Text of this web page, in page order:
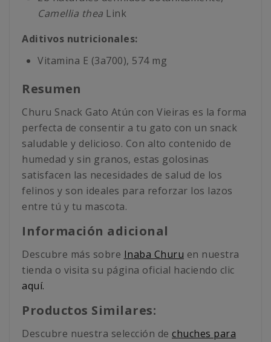
Camellia thea Link
Aditivos nutricionales:
Vitamina E (3a700), 574 mg
Resumen
Churu Snack Gato Atún con Vieiras es la forma
perfecta de consentir a tu gato con un snack
saludable y delicioso. Con alto contenido de
humedad y sin granos, estas golosinas
satisfacen las necesidades de salud de los
felinos y son ideales para reforzar los lazos
entre tú y tu mascota.
Información adicional
Descubre más sobre Inaba Churu en nuestra
tienda o visita su página oficial haciendo clic
aquí.
Productos Similares:
Descubre nuestra selección de chuches para